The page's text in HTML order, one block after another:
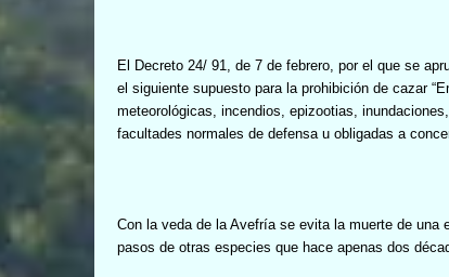
El Decreto 24/ 91, de 7 de febrero, por el que se
el siguiente supuesto para la prohibición de cazar
meteorológicas, incendios, epizootias,
facultades normales de defensa u obligadas a
Con la veda de la Avefría se evita la muerte de
pasos de otras especies que hace apenas dos